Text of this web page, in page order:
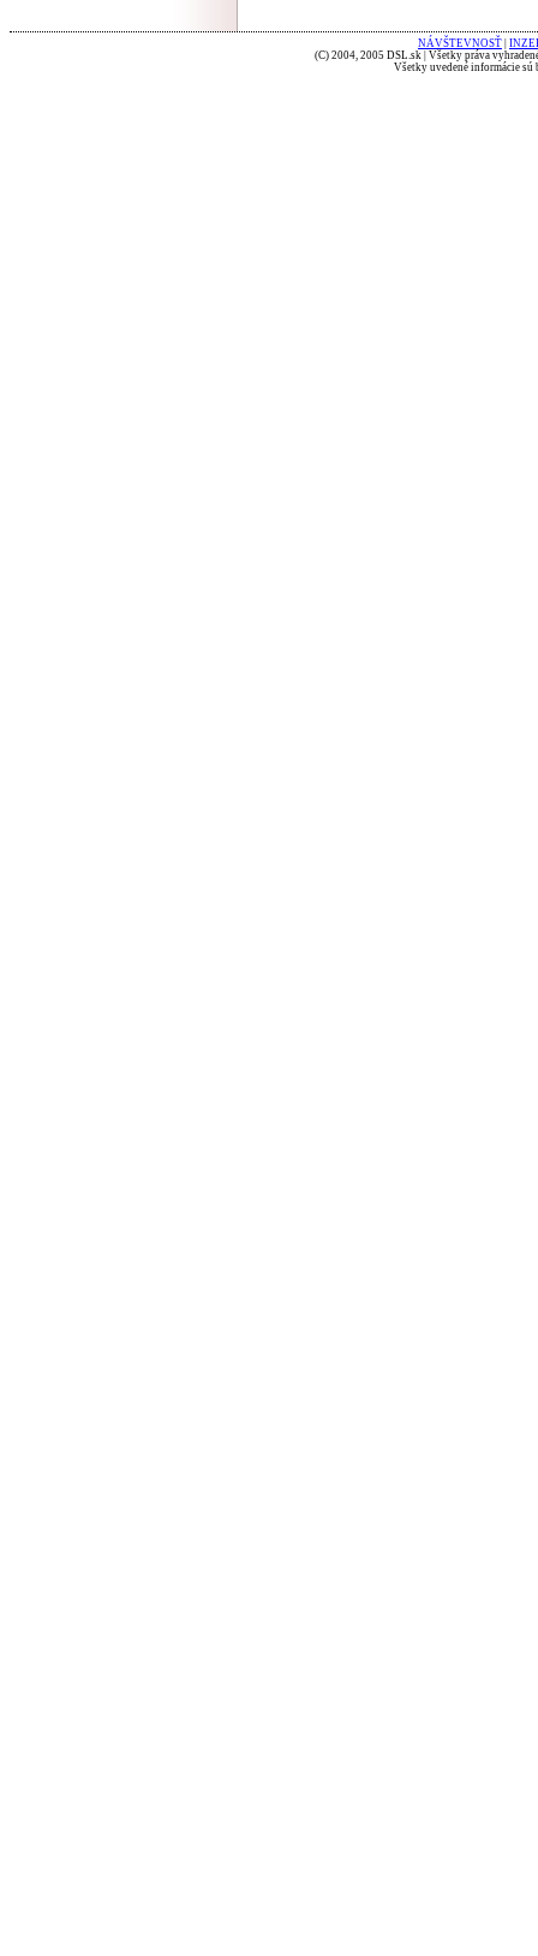
NÁVŠTEVNOSŤ
(C) 2004, 2005 DSL.sk | Všetky práva
Všetky uvedené informácie sú